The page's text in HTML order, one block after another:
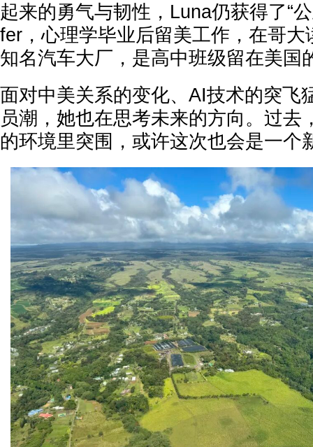
起来的勇气与韧性，Luna仍获得了“
fer，心理学毕业后留美工作，在哥大
知名汽车大厂，是高中班级留在美国
面对中美关系的变化、AI技术的突飞
员潮，她也在思考未来的方向。过去
的环境里突围，或许这次也会是一个